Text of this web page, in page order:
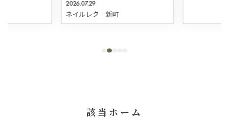
2026.07.29
ネイルレク 新町
該当ホーム